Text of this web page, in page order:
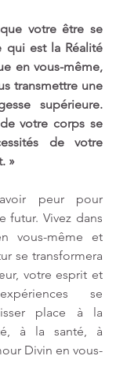
votre être se
qui est la Réalité
en vous-même,
transmettre une
supérieure.
votre corps se
de votre
»
peur pour
futur. Vivez dans
vous-même et
se transformera
votre esprit et
se
place à la
à la santé, à
Divin en vous-